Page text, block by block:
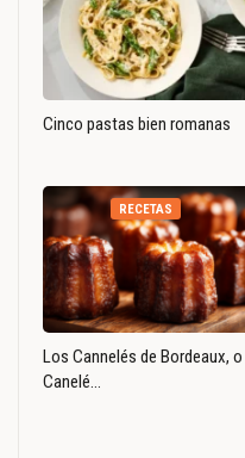
Cinco pastas bien romanas
RECETAS
Los Cannelés de Bordeaux, o
Canelé…